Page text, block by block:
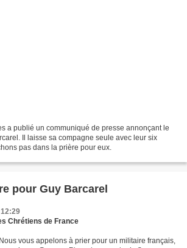
a publié un communiqué de presse annonçant le
Il laisse sa compagne seule avec leur six
pas dans la prière pour eux.
pour Guy Barcarel
Chrétiens de France
vous appelons à prier pour un militaire français,